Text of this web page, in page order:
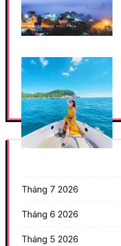
Tháng 7 2026
Tháng 6 2026
Tháng 5 2026